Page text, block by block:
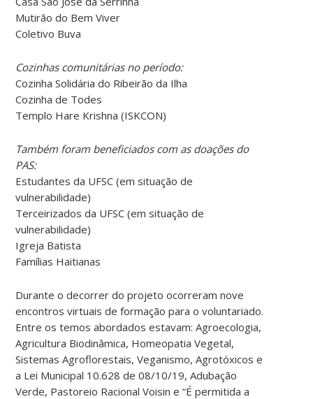
Mutirão do Bem Viver
Coletivo Buva
Cozinhas comunitárias no período:
Cozinha Solidária do Ribeirão da Ilha
Cozinha de Todes
Templo Hare Krishna (ISKCON)
Também foram beneficiados com as doações do
PAS:
Estudantes da UFSC (em situação de
vulnerabilidade)
Terceirizados da UFSC (em situação de
vulnerabilidade)
Igreja Batista
Famílias Haitianas
Durante o decorrer do projeto ocorreram nove
encontros virtuais de formação para o voluntariado.
Entre os temos abordados estavam: Agroecologia,
Agricultura Biodinâmica, Homeopatia Vegetal,
Sistemas Agroflorestais, Veganismo, Agrotóxicos e
a Lei Municipal 10.628 de 08/10/19, Adubação
Verde, Pastoreio Racional Voisin e “É permitida a